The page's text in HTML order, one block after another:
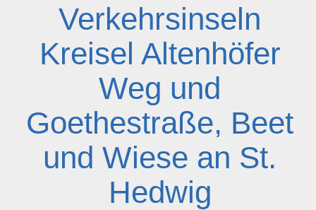
Verkehrsinseln
Kreisel Altenhöfer
Weg und
Goethestraße, Beet
und Wiese an St.
Hedwig